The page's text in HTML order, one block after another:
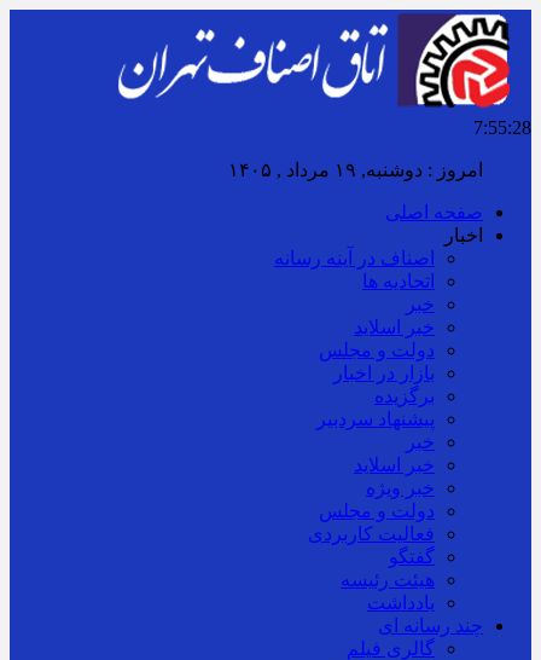
7:55:31
برابر با : Monday - 10 August - 2026
صفحه اصلی
اخبار
اصناف در آینه رسانه
اتحادیه ها
خبر
خبر اسلايد
دولت و مجلس
بازار در اخبار
برگزیده
پیشنهاد سردبیر
خبر
خبر اسلايد
خبر ویژه
دولت و مجلس
فعالیت کاربردی
گفتگو
هیئت رئیسه
یادداشت
چند رسانه ای
گالری فیلم